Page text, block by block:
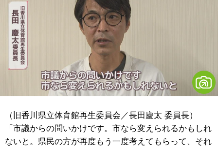
（旧香川県立体育館再生委員会／長田慶太 委員長）
「市議からの問いかけです。市なら変えられるかもしれ
ないと。県民の方が再度もう一度考えてもらって、それ